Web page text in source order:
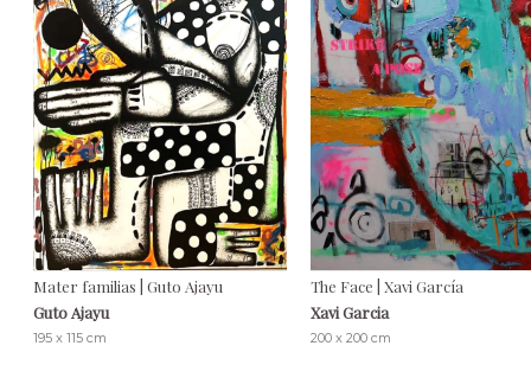
Mater familias | Guto Ajayu
Guto Ajayu
195 x 115 cm
The Face | Xavi García
Xavi Garcia
200 x 200 cm